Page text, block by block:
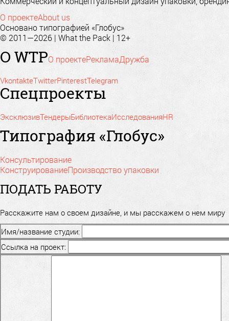
О проектеAbout us
Основано типографией «Глобус»
© 2011—2026 | What the Pack | 12+
О WTPО проектеРекламаДружба
VkontakteTwitterPinterestTelegram
Спецпроекты
ЭксклюзивТендерыБиблиотекаИсследованияHR
Типография «Глобус»
Консультирование
КонструированиеПроизводство упаковки
ПОДАТЬ РАБОТУ
Расскажите нам о своем дизайне, и мы расскажем о нем миру
Имя/название студии:
Ссылка на проект: